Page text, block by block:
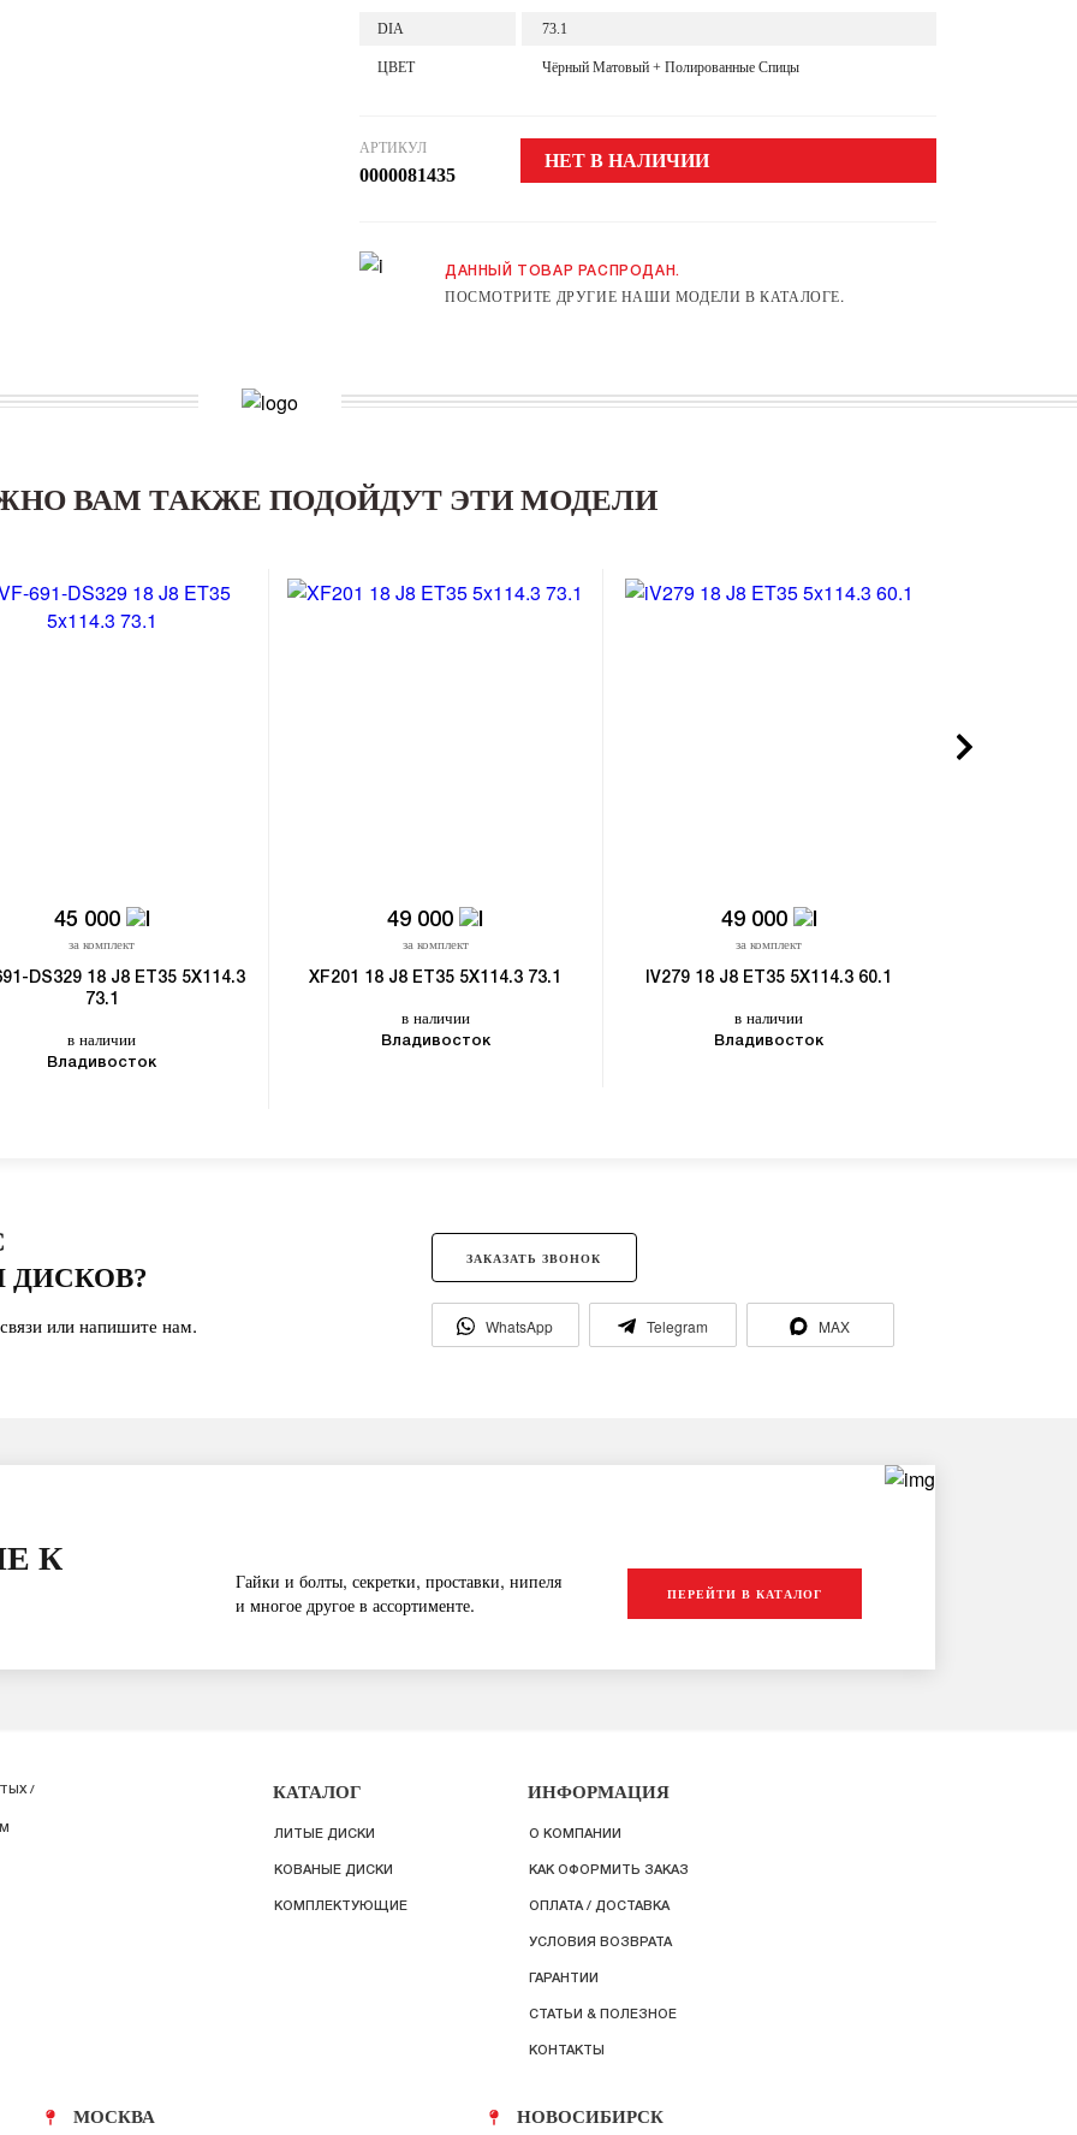
DIA 73.1
ЦВЕТ Чёрный Матовый + Полированные Спицы
АРТИКУЛ
0000081435
НЕТ В НАЛИЧИИ
ДАННЫЙ ТОВАР РАСПРОДАН.
ПОСМОТРИТЕ ДРУГИЕ НАШИ МОДЕЛИ В КАТАЛОГЕ.
ВАМ ТАКЖЕ ПОДОЙДУТ ЭТИ МОДЕЛИ
45 000
за комплект
DS329 18 J8 ET35 5X114.3
73.1
в наличии
Владивосток
49 000
за комплект
XF201 18 J8 ET35 5X114.3 73.1
в наличии
Владивосток
49 000
за комплект
IV279 18 J8 ET35 5X114.3 60.1
в наличии
Владивосток
или напишите нам.
ЗАКАЗАТЬ ЗВОНОК
WhatsApp Telegram MAX
К
Гайки и болты, секретки, проставки, нипеля
и многое другое в ассортименте.
ПЕРЕЙТИ В КАТАЛОГ
/
КАТАЛОГ
ЛИТЫЕ ДИСКИ
КОВАНЫЕ ДИСКИ
КОМПЛЕКТУЮЩИЕ
ИНФОРМАЦИЯ
О КОМПАНИИ
КАК ОФОРМИТЬ ЗАКАЗ
ОПЛАТА / ДОСТАВКА
УСЛОВИЯ ВОЗВРАТА
ГАРАНТИИ
СТАТЬИ & ПОЛЕЗНОЕ
КОНТАКТЫ
МОСКВА НОВОСИБИРСК